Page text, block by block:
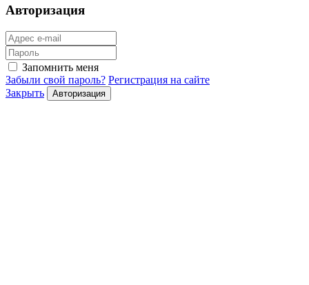
Авторизация
Запомнить меня
Забыли свой пароль? Регистрация на сайте
Закрыть